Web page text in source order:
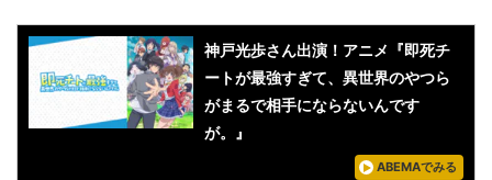
神戸光歩さん出演！アニメ『即死チ
ートが最強すぎて、異世界のやつら
がまるで相手にならないんです
が。』
ABEMAでみる